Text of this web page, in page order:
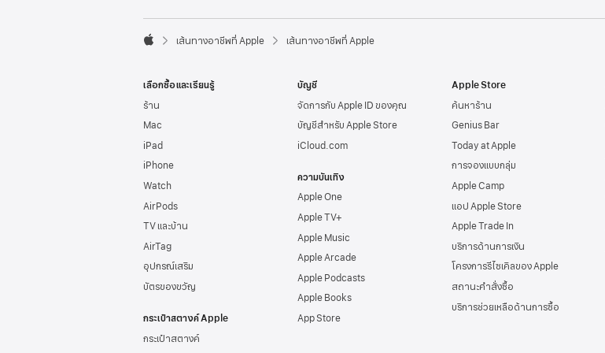
e
o
e
r

p
l
e
เส้นทางอาชีพที่ Apple เส้นทางอาชีพที่ Apple
เลือกซื้อและเรียนรู้
ร้าน
Mac
iPad
iPhone
Watch
AirPods
TV และบ้าน
AirTag
อุปกรณ์เสริม
บัตรของขวัญ
กระเป๋าสตางค์ Apple
กระเป๋าสตางค์
บัญชี
จัดการกับ Apple IDของคุณ
บัญชีสำหรับ Apple Store
iCloud.com
ความบันเทิง
Apple One
Apple TV+
Apple Music
Apple Arcade
Apple Podcasts
Apple Books
App Store
Apple Store
ค้นหาร้าน
Genius Bar
Today at Apple
การจองแบบกลุ่ม
Apple Camp
แอป Apple Store
Apple Trade In
บริการด้านการเงิน
โครงการรีไซเคิลของ Apple
สถานะคำสั่งซื้อ
บริการช่วยเหลือด้านการซื้อ